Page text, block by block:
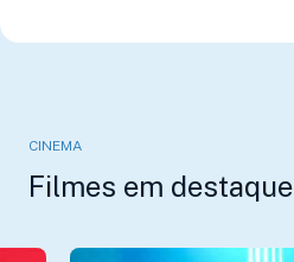
CINEMA
Filmes em destaque